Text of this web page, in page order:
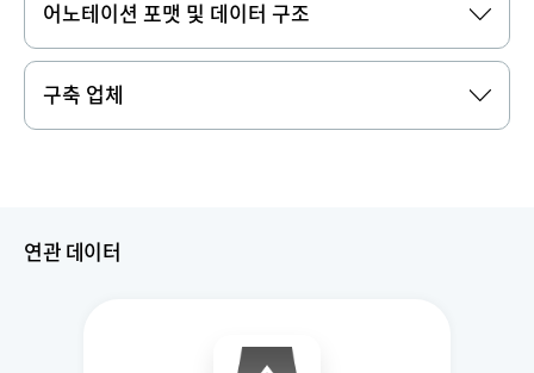
어노테이션 포맷 및 데이터 구조
구축 업체
연관 데이터